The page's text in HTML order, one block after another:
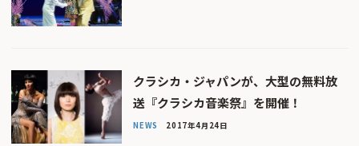
クラシカ・ジャパンが、大型の無料放
送『クラシカ音楽祭』を開催！
NEWS 2017年4月24日